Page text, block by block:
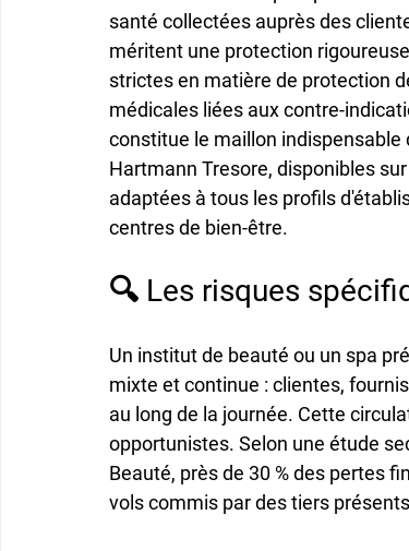
santé collectées auprès des
méritent une protection
strictes en matière de protection
médicales liées aux contre-
constitue le maillon
Hartmann Tresore, disponibles sur
adaptées à tous les profils
centres de bien-être.
🔍 Les risques
Un institut de beauté ou un spa
mixte et continue : clientes,
au long de la journée. Cette
opportunistes. Selon une étude
Beauté, près de 30 % des pertes
vols commis par des tiers